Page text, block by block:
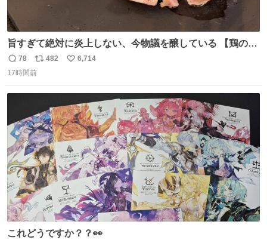
旨すぎて絶対に炎上しない、今物議を醸している 【鶏のた
たき】 を家で作る方法を教えます 鶏もも肉に特別な処理を
して大葉やみょうがなどの薬味と一緒にいただきます 夏に
youtu.be/s0jWxvy14_4
返
信
78
リ
ポ
数
482
い
6,714
17時間前
これどうですか？？👀